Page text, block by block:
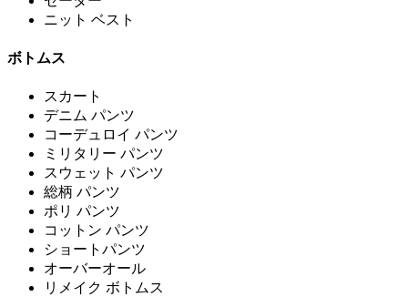
ニット ベスト
ボトムス
スカート
デニム パンツ
コーデュロイ パンツ
ミリタリー パンツ
スウェット パンツ
総柄 パンツ
ポリ パンツ
コットン パンツ
ショートパンツ
オーバーオール
リメイク ボトムス